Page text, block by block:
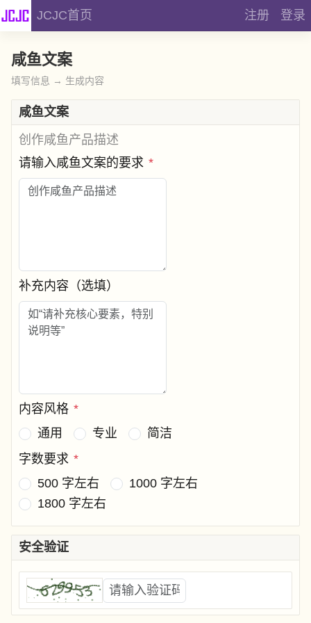
JCJC首页 注册 登录
咸鱼文案
填写信息 → 生成内容
咸鱼文案
创作咸鱼产品描述
请输入咸鱼文案的要求 *
补充内容（选填）
内容风格 *
通用
专业
简洁
字数要求 *
500 字左右
1000 字左右
1800 字左右
安全验证